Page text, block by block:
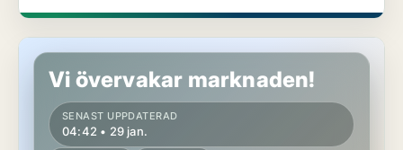
Lager i Perchtoldsdorf, Niederösterreich
Vi övervakar marknaden!
SENAST UPPDATERAD
04:42 • 29 jan.